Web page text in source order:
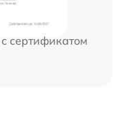
сертификатом